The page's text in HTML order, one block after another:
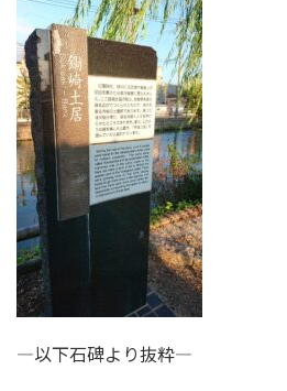
—以下石碑より抜粋—